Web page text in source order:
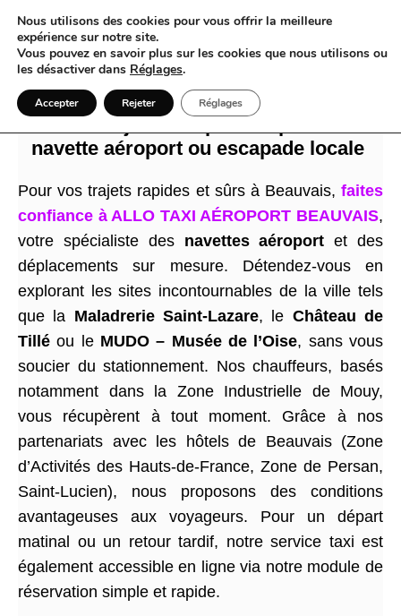
Visitez Beauvais sans stress grâce à
navette aéroport ou escapade locale
Pour vos trajets rapides et sûrs à Beauvais, faites
confiance à ALLO TAXI AÉROPORT BEAUVAIS,
votre spécialiste des navettes aéroport et des
déplacements sur mesure. Détendez-vous en
explorant les sites incontournables de la ville tels
que la Maladrerie Saint-Lazare, le Château de
Tillé ou le MUDO – Musée de l’Oise, sans vous
soucier du stationnement. Nos chauffeurs, basés
notamment dans la Zone Industrielle de Mouy,
vous récupèrent à tout moment. Grâce à nos
partenariats avec les hôtels de Beauvais (Zone
d’Activités des Hauts-de-France, Zone de Persan,
Saint-Lucien), nous proposons des conditions
avantageuses aux voyageurs. Pour un départ
matinal ou un retour tardif, notre service taxi est
également accessible en ligne via notre module de
réservation simple et rapide.
Nous utilisons des cookies pour vous offrir la meilleure
expérience sur notre site.
Vous pouvez en savoir plus sur les cookies que nous utilisons ou
les désactiver dans Réglages.
Accepter Rejeter Réglages